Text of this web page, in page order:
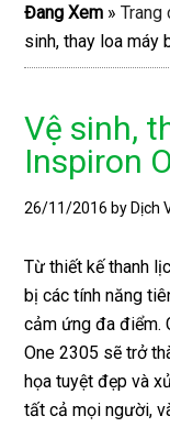
Đang Xem »Trang
sinh, thay loa máy
Vệ sinh,
Inspiron
26/11/2016 by Dịch
Từ thiết kế thanh
bị các tính năng
cảm ứng đa điểm.
One 2305 sẽ trở
họa tuyệt đẹp và
tất cả mọi người,